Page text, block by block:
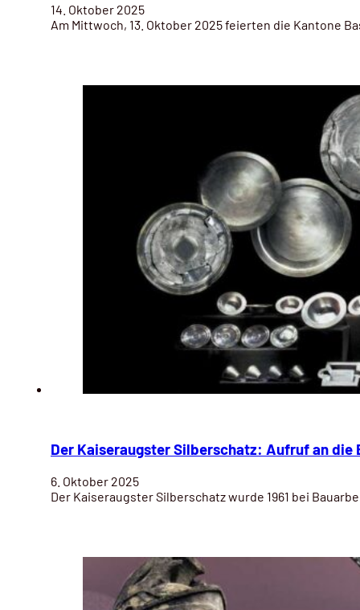
14. Oktober 2025
Am Mittwoch, 13. Oktober 2025 feierten die Kantone
Der Kaiseraugster Silberschatz: Aufruf an die
6. Oktober 2025
Der Kaiseraugster Silberschatz wurde 1961 bei